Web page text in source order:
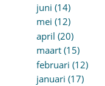
juni (14)
mei (12)
april (20)
maart (15)
februari (12)
januari (17)